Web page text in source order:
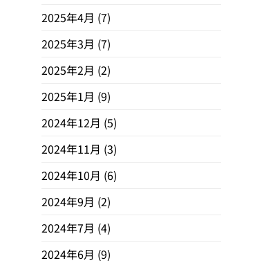
2025年4月 (7)
2025年3月 (7)
2025年2月 (2)
2025年1月 (9)
2024年12月 (5)
2024年11月 (3)
2024年10月 (6)
2024年9月 (2)
2024年7月 (4)
2024年6月 (9)